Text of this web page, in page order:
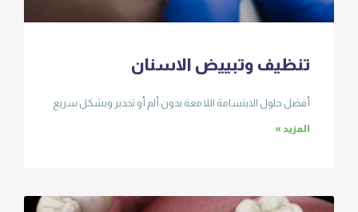
تنظيف وتبييض الاسنان
أفضل حلول الابتسامة اللامعة بدون ألم أو تخدير وبشكل سريع
المزيد »